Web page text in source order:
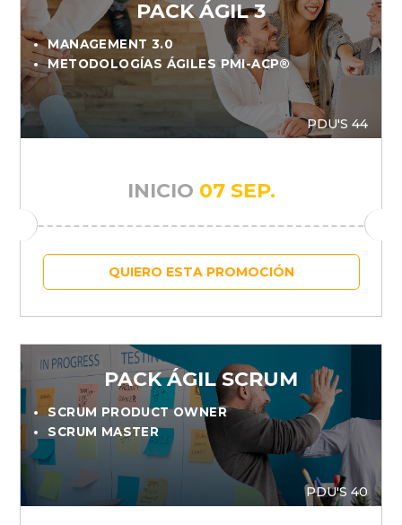
PACK ÁGIL 3
MANAGEMENT 3.0
METODOLOGÍAS ÁGILES PMI-ACP®
PDU'S 44
INICIO 07 SEP.
QUIERO ESTA PROMOCIÓN
PACK ÁGIL SCRUM
SCRUM PRODUCT OWNER
SCRUM MASTER
PDU'S 40